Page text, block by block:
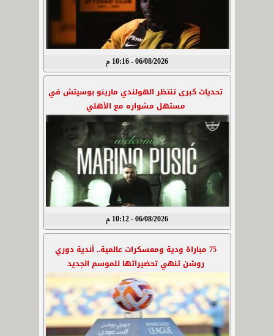
06/08/2026 - 10:16 م
تحديات كبرى تنتظر الهولندي مارينو بوسيتش في
مستهل مشواره مع الأهلي
06/08/2026 - 10:12 م
75 مباراة ودية ومعسكرات عالمية.. أندية دوري
روشن تنهي تحضيراتها للموسم الجديد